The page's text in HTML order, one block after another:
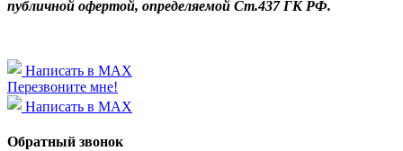
публичной офертой, определяемой Ст.437 ГК РФ.
Написать в MAX
Перезвоните мне!
Написать в MAX
Обратный звонок